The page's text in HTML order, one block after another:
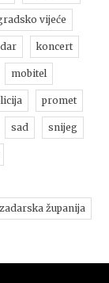
vijeće
koncert
mobitel
promet
sad snijeg
zadarska županija